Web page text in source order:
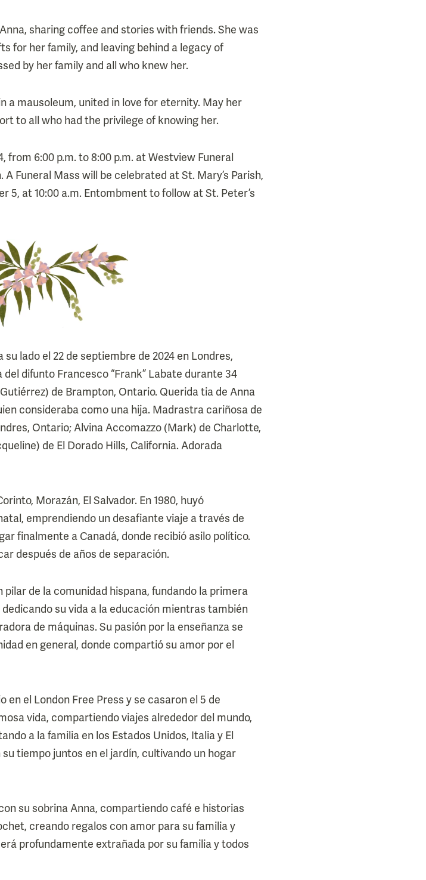
sharing coffee and stories with friends. She was
for her family, and leaving behind a legacy of
by her family and all who knew her.
a mausoleum, united in love for eternity. May her
to all who had the privilege of knowing her.
6:00 p.m. to 8:00 p.m. at Westview Funeral
Funeral Mass will be celebrated at St. Mary’s Parish,
5, at 10:00 a.m. Entombment to follow at St. Peter’s
lado el 22 de septiembre de 2024 en Londres,
difunto Francesco “Frank” Labate durante 34
de Brampton, Ontario. Querida tia de Anna
consideraba como una hija. Madrastra cariñosa de
Ontario; Alvina Accomazzo (Mark) de Charlotte,
de El Dorado Hills, California. Adorada
Morazán, El Salvador. En 1980, huyó
emprendiendo un desafiante viaje a través de
finalmente a Canadá, donde recibió asilo político.
después de años de separación.
de la comunidad hispana, fundando la primera
su vida a la educación mientras también
de máquinas. Su pasión por la enseñanza se
en general, donde compartió su amor por el
el London Free Press y se casaron el 5 de
vida, compartiendo viajes alrededor del mundo,
a la familia en los Estados Unidos, Italia y El
tiempo juntos en el jardín, cultivando un hogar
su sobrina Anna, compartiendo café e historias
creando regalos con amor para su familia y
profundamente extrañada por su familia y todos